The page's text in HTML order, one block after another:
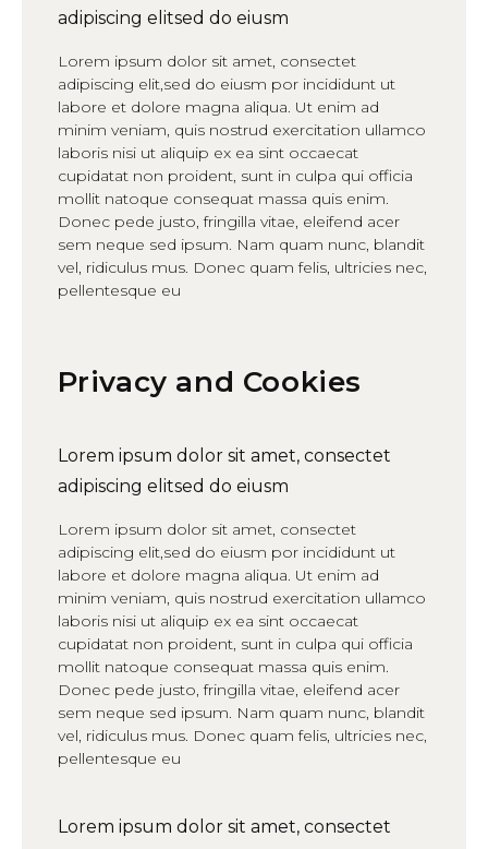
adipiscing elitsed do eiusm
Lorem ipsum dolor sit amet, consectet
adipiscing elit,sed do eiusm por incididunt ut
labore et dolore magna aliqua. Ut enim ad
minim veniam, quis nostrud exercitation ullamco
laboris nisi ut aliquip ex ea sint occaecat
cupidatat non proident, sunt in culpa qui officia
mollit natoque consequat massa quis enim.
Donec pede justo, fringilla vitae, eleifend acer
sem neque sed ipsum. Nam quam nunc, blandit
vel, ridiculus mus. Donec quam felis, ultricies nec,
pellentesque eu
Privacy and Cookies
Lorem ipsum dolor sit amet, consectet
adipiscing elitsed do eiusm
Lorem ipsum dolor sit amet, consectet
adipiscing elit,sed do eiusm por incididunt ut
labore et dolore magna aliqua. Ut enim ad
minim veniam, quis nostrud exercitation ullamco
laboris nisi ut aliquip ex ea sint occaecat
cupidatat non proident, sunt in culpa qui officia
mollit natoque consequat massa quis enim.
Donec pede justo, fringilla vitae, eleifend acer
sem neque sed ipsum. Nam quam nunc, blandit
vel, ridiculus mus. Donec quam felis, ultricies nec,
pellentesque eu
Lorem ipsum dolor sit amet, consectet